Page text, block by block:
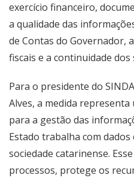
exercício financeiro,
a qualidade das
de Contas do Governador,
fiscais e a continuidade
Para o presidente do
Alves, a medida
para a gestão das
Estado trabalha com
sociedade catarinense.
processos, protege os